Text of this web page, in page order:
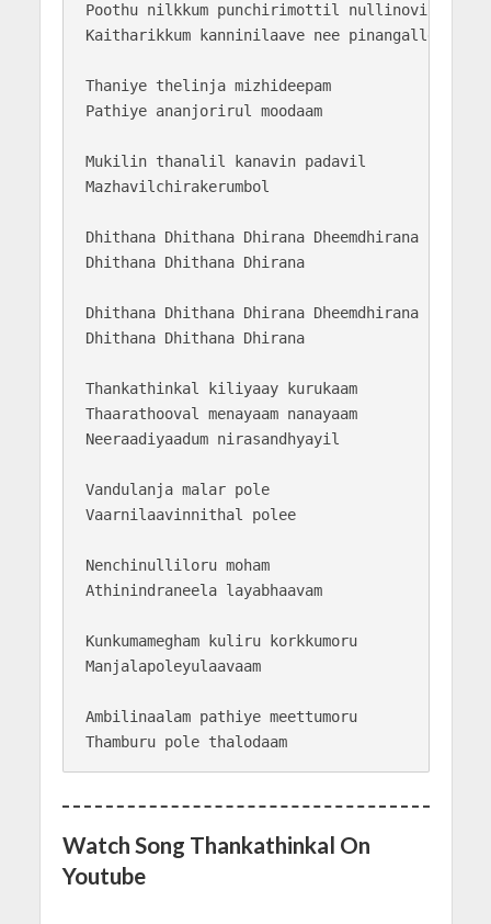
Poothu nilkkum punchirimottil nullinovikkaan
Kaitharikkum kanninilaave nee pinangalle
Thaniye thelinja mizhideepam
Pathiye ananjorirul moodaam
Mukilin thanalil kanavin padavil
Mazhavilchirakerumbol
Dhithana Dhithana Dhirana Dheemdhirana
Dhithana Dhithana Dhirana
Dhithana Dhithana Dhirana Dheemdhirana
Dhithana Dhithana Dhirana
Thankathinkal kiliyaay kurukaam
Thaarathooval menayaam nanayaam
Neeraadiyaadum nirasandhyayil
Vandulanja malar pole
Vaarnilaavinnithal polee
Nenchinulliloru moham
Athinindraneela layabhaavam
Kunkumamegham kuliru korkkumoru
Manjalapoleyulaavaam
Ambilinaalam pathiye meettumoru
Thamburu pole thalodaam
Watch Song Thankathinkal On
Youtube